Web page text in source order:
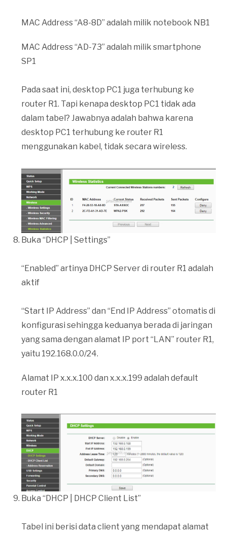
MAC Address “A8-8D” adalah milik notebook NB1
MAC Address “AD-73” adalah milik smartphone
SP1
Pada saat ini, desktop PC1 juga terhubung ke
router R1. Tapi kenapa desktop PC1 tidak ada
dalam tabel? Jawabnya adalah bahwa karena
desktop PC1 terhubung ke router R1
menggunakan kabel, tidak secara wireless.
Buka “DHCP | Settings”
“Enabled” artinya DHCP Server di router R1 adalah
aktif
“Start IP Address” dan “End IP Address” otomatis di
konfigurasi sehingga keduanya berada di jaringan
yang sama dengan alamat IP port “LAN” router R1,
yaitu 192.168.0.0/24.
Alamat IP x.x.x.100 dan x.x.x.199 adalah default
router R1
Buka “DHCP | DHCP Client List”
Tabel ini berisi data client yang mendapat alamat